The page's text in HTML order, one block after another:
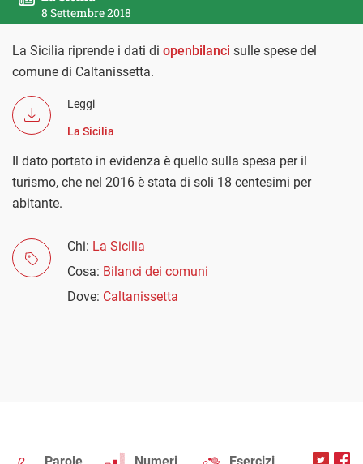
8 Settembre 2018
La Sicilia riprende i dati di openbilanci sulle spese del
comune di Caltanissetta.
Leggi
La Sicilia
Il dato portato in evidenza è quello sulla spesa per il
turismo, che nel 2016 è stata di soli 18 centesimi per
abitante.
Chi: La Sicilia
Cosa: Bilanci dei comuni
Dove: Caltanissetta